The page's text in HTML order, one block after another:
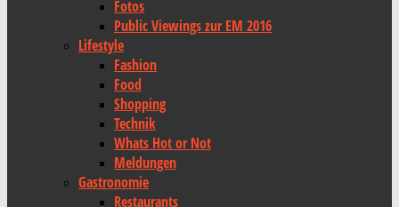
Fotos
Public Viewings zur EM 2016
Lifestyle
Fashion
Food
Shopping
Technik
Whats Hot or Not
Meldungen
Gastronomie
Restaurants